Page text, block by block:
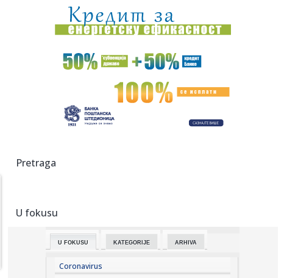
00:44:Dogodilo se na današnji datum, 7. avgust
00:44:Zvezda nastavlja tradiciju, opet časti najmlađe navijače
(FOTO...
Nissan Qashqai e-Power prešao 1980 km s jednim
rezervoarom goriv...
00:29:Evropa gori! Još jedan toplotni talas, cela Italija pod
00:05:
00:04: Vukotić ne zna ko je Baba: "Vidim da ga svi hvale"
Pretraga
U fokusu
U FOKUSU KATEGORIJE ARHIVA
Coronavirus